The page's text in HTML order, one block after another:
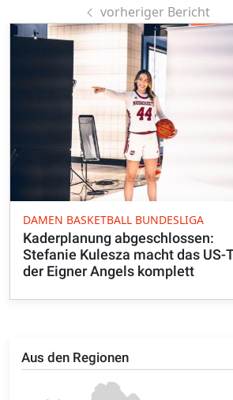
Aus den Regionen
vorheriger Bericht
DAMEN BASKETBALL BUNDESLIGA
Kaderplanung abgeschlossen:
Stefanie Kulesza macht das US-
der Eigner Angels komplett